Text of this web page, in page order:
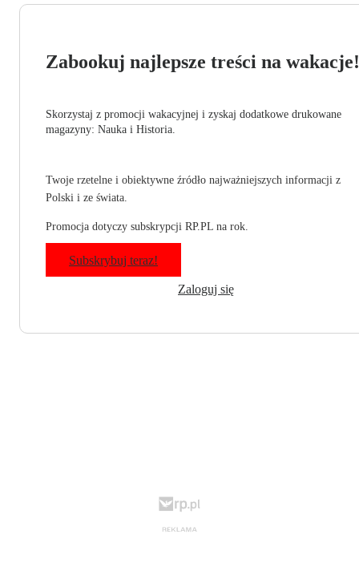
Zabookuj najlepsze treści na wakacje!
Skorzystaj z promocji wakacyjnej i zyskaj dodatkowe drukowane
magazyny: Nauka i Historia.
Twoje rzetelne i obiektywne źródło najważniejszych informacji z
Polski i ze świata.
Promocja dotyczy subskrypcji RP.PL na rok.
Subskrybuj teraz!
Zaloguj się